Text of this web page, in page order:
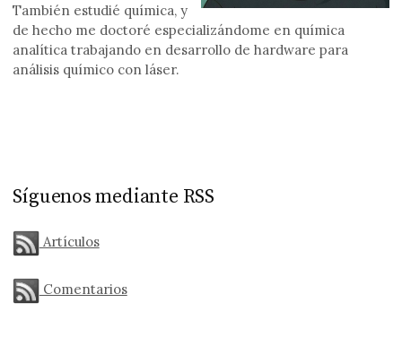
También estudié química, y
de hecho me doctoré especializándome en química
analítica trabajando en desarrollo de hardware para
análisis químico con láser.
Síguenos mediante RSS
Artículos
Comentarios